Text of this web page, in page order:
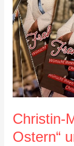
Christin-
Ostern“
Ostern“
und
ist
auf
Zuhör-
Tour
in
der
Nachbarschaft
unterwegs